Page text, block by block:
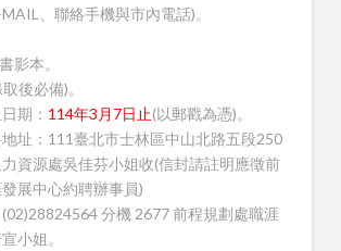
、聯絡手機與市內電話)。
影本。
後必備)。
期： 114年3月7日止(以郵戳為憑)。
址：111臺北市士林區中山北路五段250
資源處吳佳芬小姐收(信封請註明應徵前
展中心約聘辦事員)
分機 2677 前程規劃處職涯
小姐。